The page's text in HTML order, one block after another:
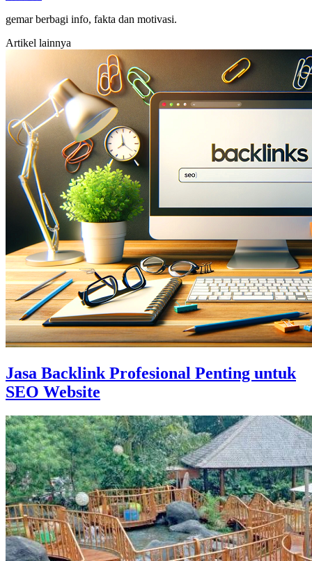
gemar berbagi info, fakta dan motivasi.
Artikel lainnya
Jasa Backlink Profesional Penting untuk
SEO Website